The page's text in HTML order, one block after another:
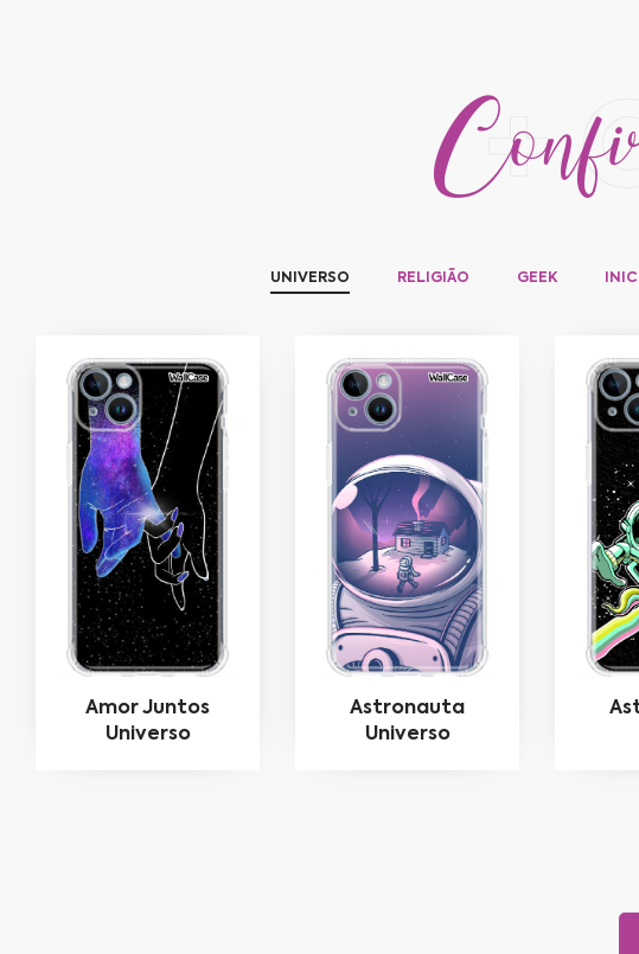
+
UNIVERSO RELIGIÃO GEEK
Amor Juntos
Universo
Astronauta
Universo